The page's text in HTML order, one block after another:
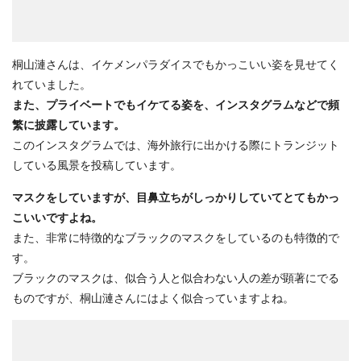
桐山漣さんは、イケメンパラダイスでもかっこいい姿を見せてく
れていました。
また、プライベートでもイケてる姿を、インスタグラムなどで頻
繁に披露しています。
このインスタグラムでは、海外旅行に出かける際にトランジット
している風景を投稿しています。
マスクをしていますが、目鼻立ちがしっかりしていてとてもかっ
こいいですよね。
また、非常に特徴的なブラックのマスクをしているのも特徴的で
す。
ブラックのマスクは、似合う人と似合わない人の差が顕著にでる
ものですが、桐山漣さんにはよく似合っていますよね。